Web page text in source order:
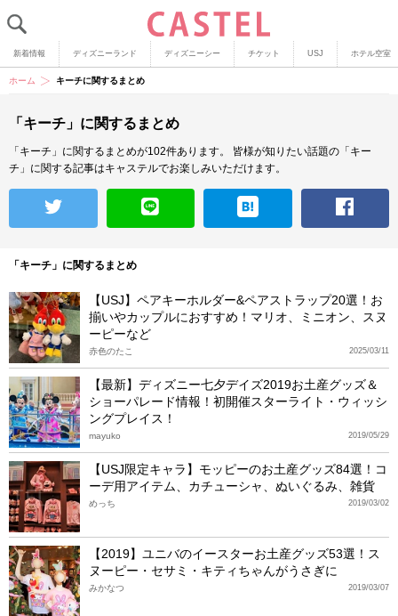
新着情報 ディズニーランド ディズニーシー チケット USJ ホテル空室
ホーム キーチに関するまとめ
「キーチ」に関するまとめ
「キーチ」に関するまとめが102件あります。
皆様が知りたい話題の「キー
チ」に関する記事はキャステルでお楽しみいただけます。
「キーチ」に関するまとめ
【USJ】ペアキーホルダー&ペアストラップ20選！お
揃いやカップルにおすすめ！マリオ、ミニオン、スヌ
ーピーなど
2025/03/11
赤色のたこ
【最新】ディズニー七夕デイズ2019お土産グッズ＆
ショーパレード情報！初開催スターライト・ウィッシ
ングプレイス！
2019/05/29
mayuko
【USJ限定キャラ】モッピーのお土産グッズ84選！コ
ーデ用アイテム、カチューシャ、ぬいぐるみ、雑貨
2019/03/02
めっち
【2019】ユニバのイースターお土産グッズ53選！ス
ヌーピー・セサミ・キティちゃんがうさぎに
2019/03/07
みかなつ